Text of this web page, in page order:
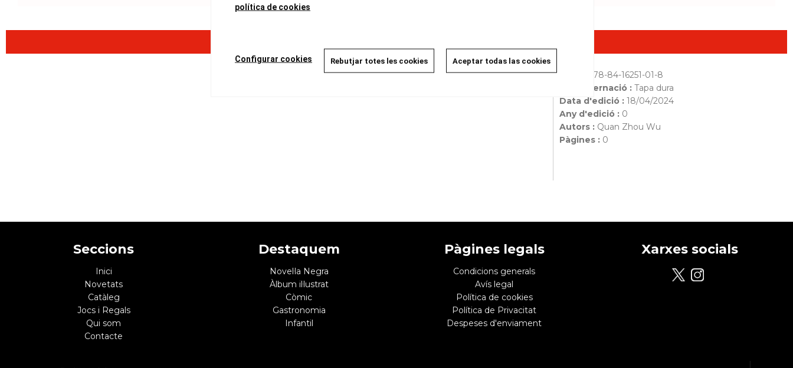
978-84-16251-01-8
Encuadernació : Tapa dura
Data d'edició : 18/04/2024
Any d'edició : 0
Autors : Quan Zhou Wu
Pàgines : 0
Seccions
Inici
Novetats
Catàleg
Jocs i Regals
Qui som
Contacte
Destaquem
Novel·la Negra
Àlbum il·lustrat
Còmic
Gastronomia
Infantil
Pàgines legals
Condicions generals
Avís legal
Política de cookies
Política de Privacitat
Despeses d'enviament
Xarxes socials
política de cookies
Configurar cookies Rebutjar totes les cookies Aceptar todas las cookies